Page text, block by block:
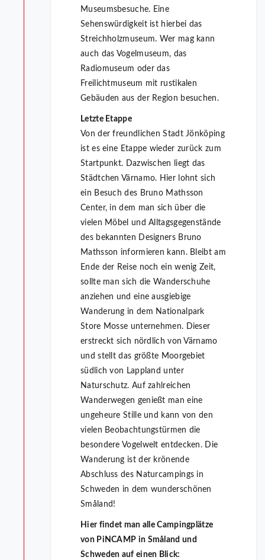
Museumsbesuche. Eine
Sehenswürdigkeit ist hierbei das
Streichholzmuseum. Wer mag kann
auch das Vogelmuseum, das
Radiomuseum oder das
Freilichtmuseum mit rustikalen
Gebäuden aus der Region besuchen.
Letzte Etappe
Von der freundlichen Stadt Jönköping
ist es eine Etappe wieder zurück zum
Startpunkt. Dazwischen liegt das
Städtchen Värnamo. Hier lohnt sich
ein Besuch des Bruno Mathsson
Center, in dem man sich über die
vielen Möbel und Alltagsgegenstände
des bekannten Designers Bruno
Mathsson informieren kann. Bleibt am
Ende der Reise noch ein wenig Zeit,
sollte man sich die Wanderschuhe
anziehen und eine ausgiebige
Wanderung in dem Nationalpark
Store Mosse unternehmen. Dieser
erstreckt sich nördlich von Värnamo
und stellt das größte Moorgebiet
südlich von Lappland unter
Naturschutz. Auf zahlreichen
Wanderwegen genießt man eine
ungeheure Stille und kann von den
vielen Beobachtungstürmen die
besondere Vogelwelt entdecken. Die
Wanderung ist der krönende
Abschluss des Naturcampings in
Schweden in dem wunderschönen
Småland!
Hier findet man alle Campingplätze
von PiNCAMP in Småland und
Schweden auf einen Blick: